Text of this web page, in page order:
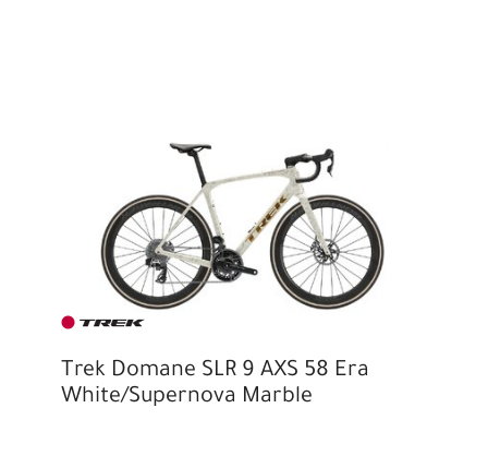
Trek Domane SLR 9 AXS 58 Era
White/Supernova Marble